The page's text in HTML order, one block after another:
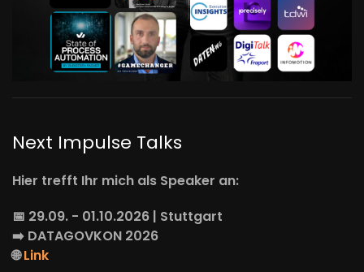
Next Impulse Talks
Hier trefft Ihr mich als Speaker an:
📅 29.09. - 01.10.2026 | Stuttgart
➡️ DATAGOVKON 2026
🌐Link